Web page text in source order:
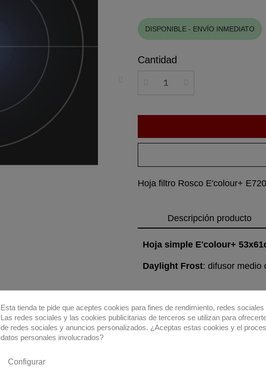
DISPONIBLE - ENVÍO INMEDIATO
Cantidad
Hoja filtro Rosco E'colour+
Descripción producto
Hoja simple E'colour+
Daylight Frost: difusor medio
Esta tienda te pide que aceptes cookies para fines de rendimiento, redes sociales
Las redes sociales y las cookies publicitarias de terceros se utilizan para
de redes sociales y anuncios personalizados. ¿Aceptas estas cookies y el
datos personales involucrados?
Configurar